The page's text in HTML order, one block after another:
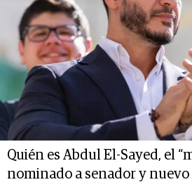
Quién es Abdul El-Sayed, el
nominado a senador y nuevo